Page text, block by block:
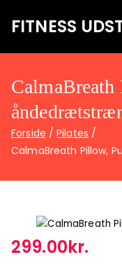
FITNESS
Forside
Pilates
CalmaBreath Pillow,
299.00kr.